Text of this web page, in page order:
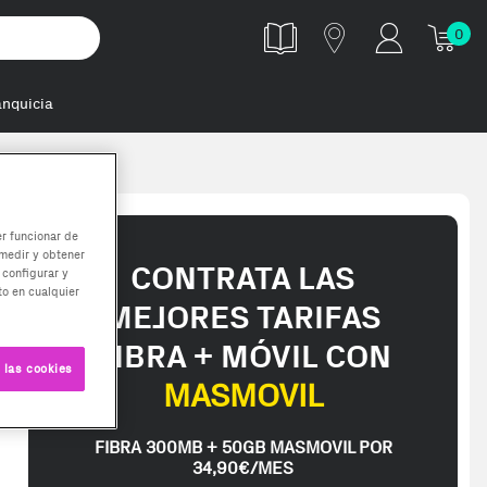
0
CONTRATA LAS
MEJORES TARIFAS
FIBRA + MÓVIL CON
MASMOVIL
FIBRA 300MB + 50GB MASMOVIL POR
34,90€/MES
funcionar de
y obtener
y
en cualquier
cookies